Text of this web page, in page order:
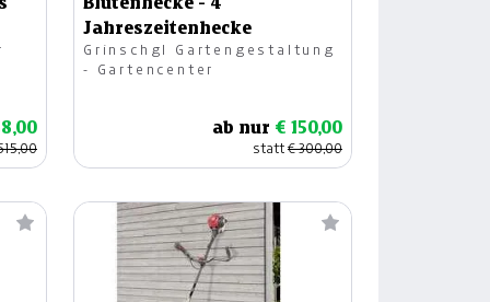
Jahreszeitenhecke
Grinschgl Gartengestaltung
- Gartencenter
ab nur € 150,00
statt€ 300,00